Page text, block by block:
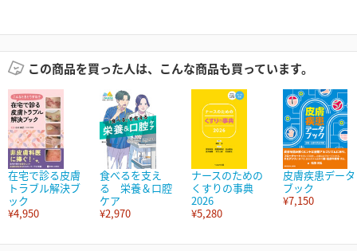
この商品を買った人は、こんな商品も買っています。
在宅で診る皮膚
トラブル解決ブ
ック
¥4,950
食べるを支え
る 栄養＆口腔
ケア
¥2,970
ナースのための
くすりの事典
2026
¥5,280
皮膚疾患データ
ブック
¥7,150